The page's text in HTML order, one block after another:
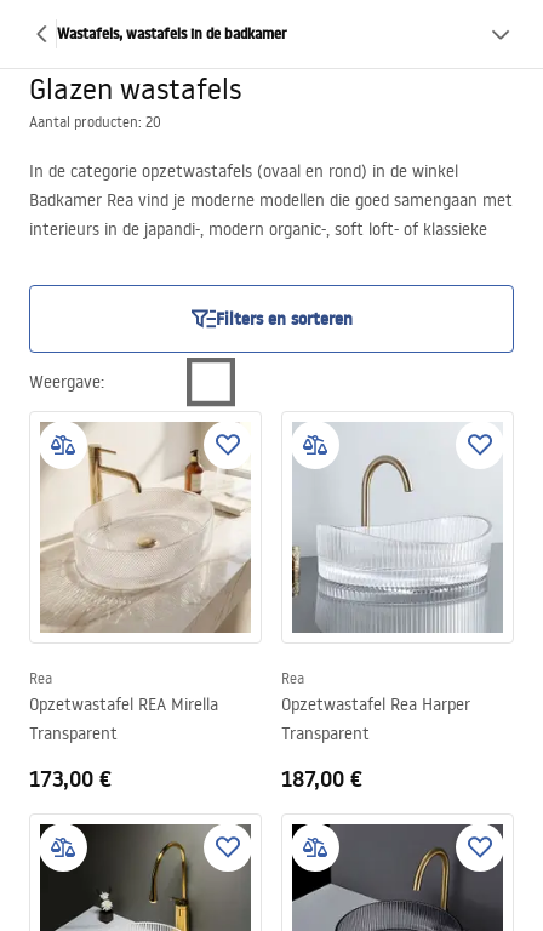
Wastafels, wastafels in de badkamer
Glazen wastafels
Aantal producten: 20
In de categorie opzetwastafels (ovaal en rond) in de winkel
Badkamer Rea vind je moderne modellen die goed samengaan met
interieurs in de japandi-, modern organic-, soft loft- of klassieke
– van volle, matte afwerkingen tot lichte, transparante vormen.
Elk model heeft een dunne wand en een egale oppervlakte,
gemaakt van duurzaam conglomeraat of glas. Dit zijn opties voor
mensen die niet alleen functionele uitrusting zoeken, maar ook
een esthetisch accent in de badkamer – vooral als je
geïnteresseerd bent in een glazen opzetwastafel in een moderne
uitvoering.
Filters en sorteren
Weergave:
Rea
Opzetwastafel REA Mirella
Transparent
173,00 €
Rea
Opzetwastafel Rea Harper
Transparent
187,00 €